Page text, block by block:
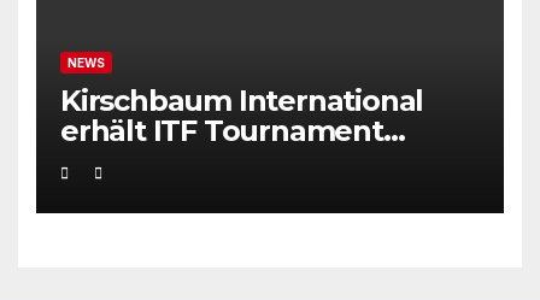
NEWS
Kirschbaum International
erhält ITF Tournament
Recognition Award 2025